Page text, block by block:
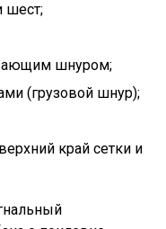
шест;
шнуром;
(грузовой шнур);
край сетки и